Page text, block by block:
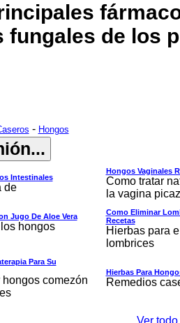
fungales de los
- Hongos
Intestinales
de
Hongos Vaginales
Como tratar
la vagina
Jugo De Aloe Vera
hongos
Como Eliminar
Recetas
Hierbas para
lombrices
Para Su
hongos comezón
Hierbas Para
Remedios
Ver